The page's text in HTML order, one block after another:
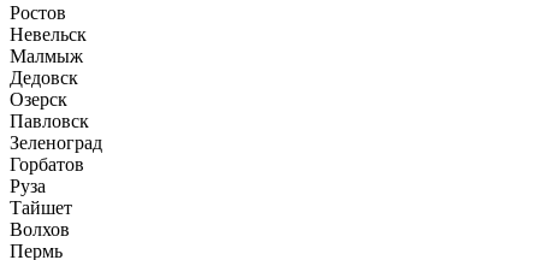
Ростов
Невельск
Малмыж
Дедовск
Озерск
Павловск
Зеленоград
Горбатов
Руза
Тайшет
Волхов
Пермь